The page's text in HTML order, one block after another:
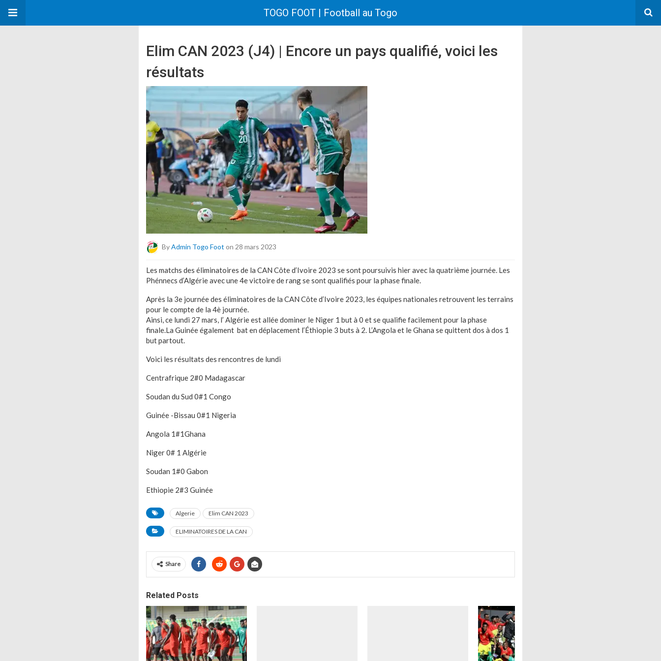
TOGO FOOT | Football au Togo
Elim CAN 2023 (J4) | Encore un pays qualifié, voici les
résultats
ByAdmin Togo Foot on 28 mars 2023
Les matchs des éliminatoires de la CAN Côte d’Ivoire 2023 se sont poursuivis hier avec la quatrième journée. Les
Phénnecs d’Algérie avec une 4e victoire de rang se sont qualifiés pour la phase finale.
Après la 3e journée des éliminatoires de la CAN Côte d’Ivoire 2023, les équipes nationales retrouvent les terrains
pour le compte de la 4è journée.
Ainsi, ce lundi 27 mars, l’ Algérie est allée dominer le Niger 1 but à 0 et se qualifie facilement pour la phase
finale.La Guinée également bat en déplacement l’Éthiopie 3 buts à 2. L’Angola et le Ghana se quittent dos à dos 1
but partout.
Voici les résultats des rencontres de lundi
Centrafrique 2#0 Madagascar
Soudan du Sud 0#1 Congo
Guinée -Bissau 0#1 Nigeria
Angola 1#1Ghana
Niger 0# 1 Algérie
Soudan 1#0 Gabon
Ethiopie 2#3 Guinée
Algerie Elim CAN 2023
ELIMINATOIRES DE LA CAN
Share
Related Posts